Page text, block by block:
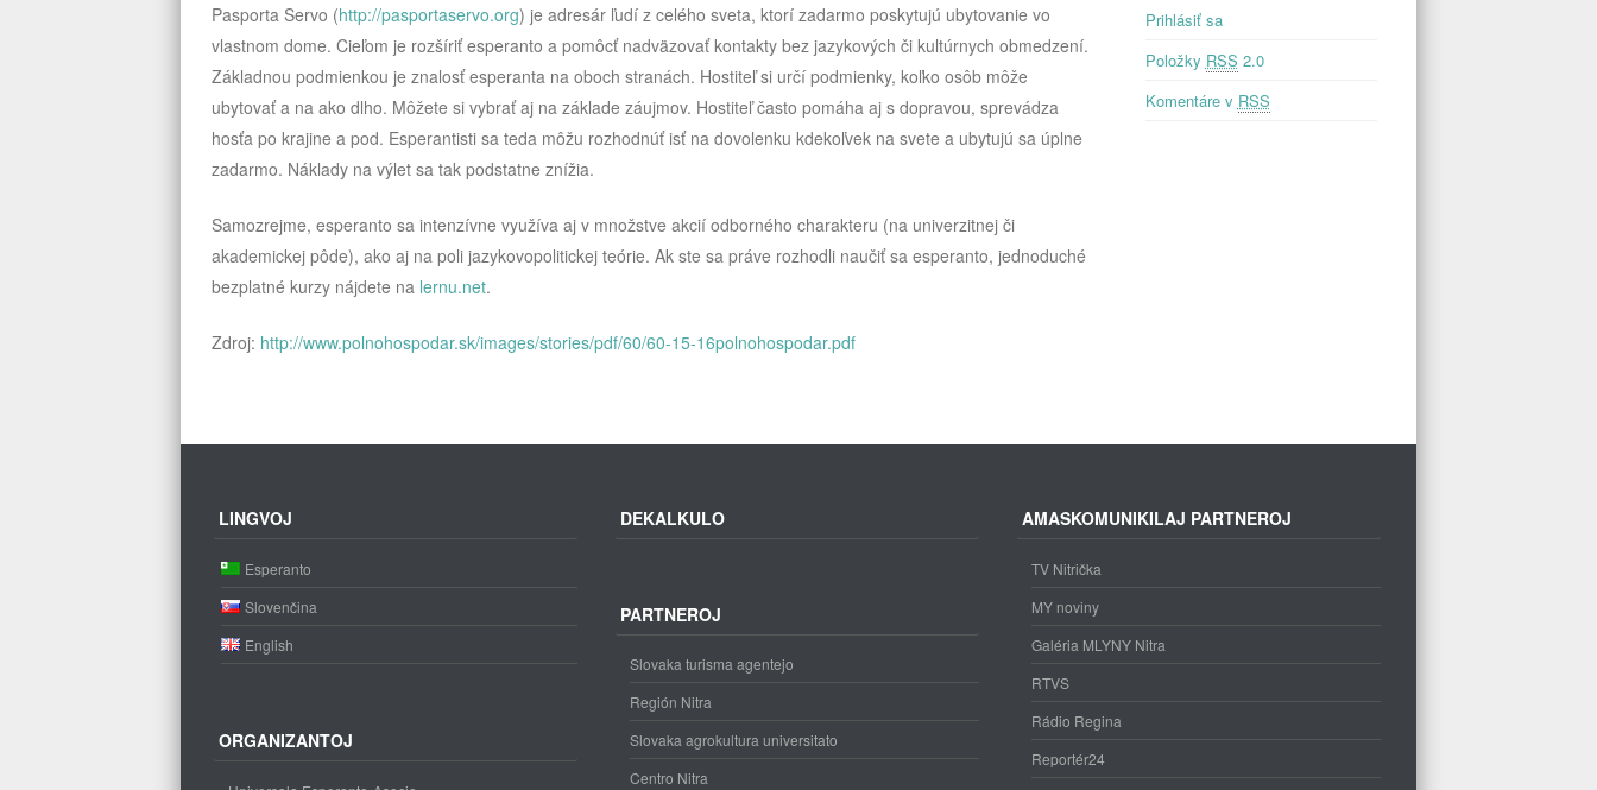
Pasporta Servo (http://pasportaservo.org) je adresár ľudí z celého sveta, ktorí zadarmo poskytujú ubytovanie vo
vlastnom dome. Cieľom je rozšíriť esperanto a pomôcť nadväzovať kontakty bez jazykových či kultúrnych obmedzení.
Základnou podmienkou je znalosť esperanta na oboch stranách. Hostiteľ si určí podmienky, koľko osôb môže
ubytovať a na ako dlho. Môžete si vybrať aj na základe záujmov. Hostiteľ často pomáha aj s dopravou, sprevádza
hosťa po krajine a pod. Esperantisti sa teda môžu rozhodnúť isť na dovolenku kdekoľvek na svete a ubytujú sa úplne
zadarmo. Náklady na výlet sa tak podstatne znížia.
Samozrejme, esperanto sa intenzívne využíva aj v množstve akcií odborného charakteru (na univerzitnej či
akademickej pôde), ako aj na poli jazykovopolitickej teórie. Ak ste sa práve rozhodli naučiť sa esperanto, jednoduché
bezplatné kurzy nájdete na lernu.net.
Zdroj: http://www.polnohospodar.sk/images/stories/pdf/60/60-15-16polnohospodar.pdf
Prihlásiť sa
Položky RSS 2.0
Komentáre v RSS
LINGVOJ
Esperanto
Slovenčina
English
ORGANIZANTOJ
DEKALKULO
PARTNEROJ
Slovaka turisma agentejo
Región Nitra
Slovaka agrokultura universitato
Centro Nitra
AMASKOMUNIKILAJ PARTNEROJ
TV Nitrička
MY noviny
Galéria MLYNY Nitra
RTVS
Rádio Regina
Reportér24